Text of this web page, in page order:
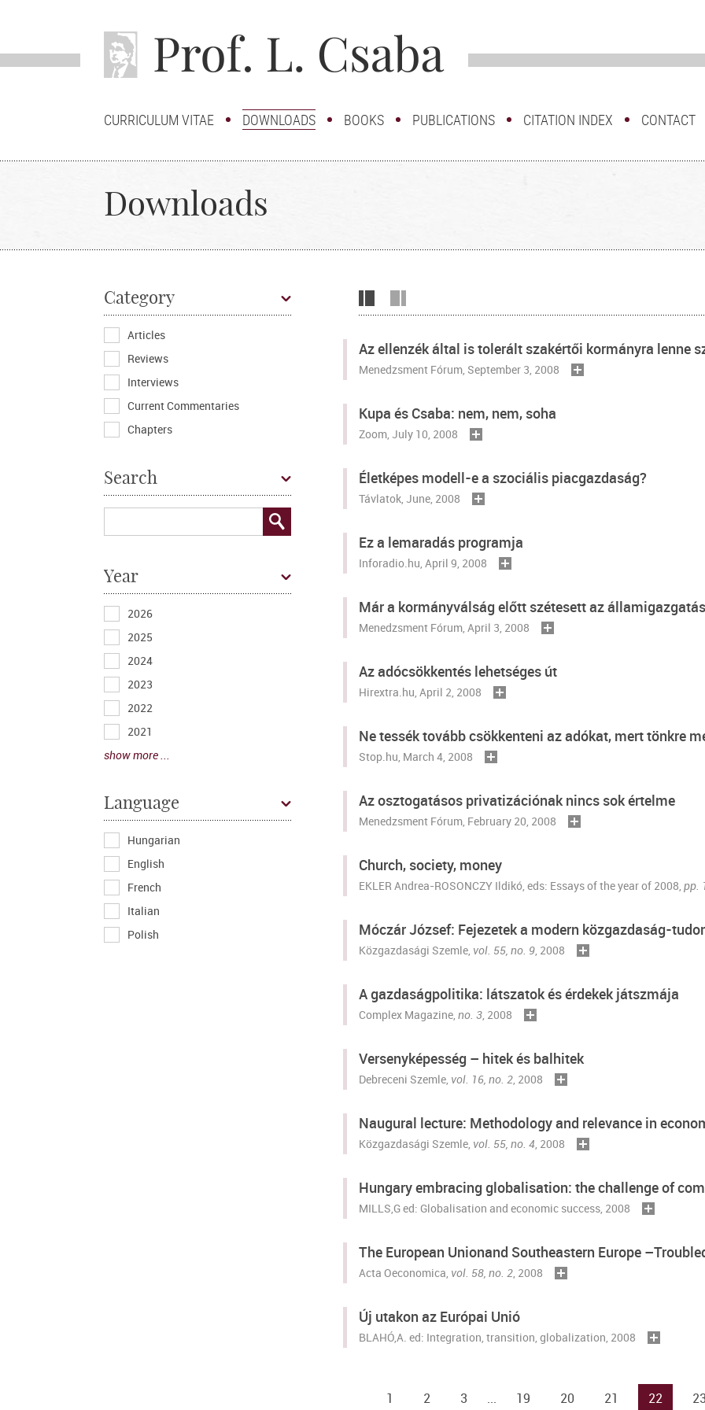
CURRICULUM VITAE DOWNLOADS BOOKS PUBLICATIONS CITATION INDEX CONTACT
Downloads
Category
Articles
Reviews
Interviews
Current Commentaries
Chapters
Search
Year
2026
2025
2024
2023
2022
2021
show more ...
Language
Hungarian
English
French
Italian
Polish
Az ellenzék által is tolerált szakértői kormányra lenne
Menedzsment Fórum, September 3, 2008
Kupa és Csaba: nem, nem, soha
Zoom, July 10, 2008
Életképes modell-e a szociális piacgazdaság?
Távlatok, June, 2008
Ez a lemaradás programja
Inforadio.hu, April 9, 2008
Már a kormányválság előtt szétesett az államigazgatás
Menedzsment Fórum, April 3, 2008
Az adócsökkentés lehetséges út
Hirextra.hu, April 2, 2008
Ne tessék tovább csökkenteni az adókat, mert tönkre
Stop.hu, March 4, 2008
Az osztogatásos privatizációnak nincs sok értelme
Menedzsment Fórum, February 20, 2008
Church, society, money
EKLER Andrea-ROSONCZY Ildikó, eds: Essays of the year of 2008, pp.
Móczár József: Fejezetek a modern közgazdaság-
Közgazdasági Szemle, vol. 55, no. 9, 2008
A gazdaságpolitika: látszatok és érdekek játszmája
Complex Magazine, no. 3, 2008
Versenyképesség – hitek és balhitek
Debreceni Szemle, vol. 16, no. 2, 2008
Naugural lecture: Methodology and relevance in
Közgazdasági Szemle, vol. 55, no. 4, 2008
Hungary embracing globalisation: the challenge of
MILLS,G ed: Globalisation and economic success, 2008
The European Unionand Southeastern Europe
Acta Oeconomica, vol. 58, no. 2, 2008
Új utakon az Európai Unió
BLAHÓ,A. ed: Integration, transition, globalization, 2008
1 2 3 ... 19 20 21 22